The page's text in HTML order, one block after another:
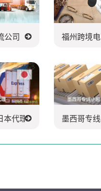
公司 福州跨境
本代理 墨西哥专